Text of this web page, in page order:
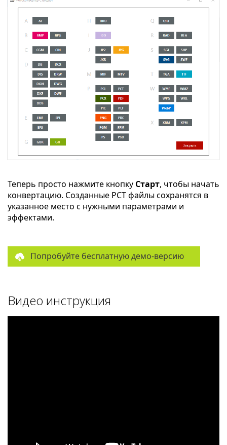
Теперь просто нажмите кнопку Старт, чтобы начать
конвертацию. Созданные PCT файлы сохранятся в
указанное место с нужными параметрами и
эффектами.
Попробуйте бесплатную демо-версию
Видео инструкция